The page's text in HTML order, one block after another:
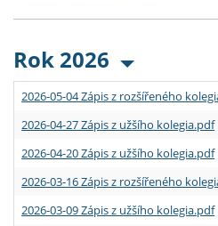
Rok 2026
2026-05-04 Zápis z rozšířeného
2026-04-27 Zápis z užšího kolegia.pdf
2026-04-20 Zápis z užšího kolegia.pdf
2026-03-16 Zápis z rozšířeného
2026-03-09 Zápis z užšího kolegia.pdf